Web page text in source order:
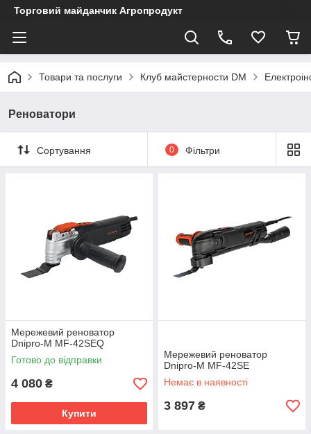
Торговий майданчик Агропродукт
Товари та послуги Клуб майстерности DM
Реноватори
Сортування 0 Фільтри
Мережевий реноватор
Dnipro-M MF-42SEQ
Готово до відправки
4 080 ₴
Купити
Мережевий реноватор
Dnipro-M MF-42SE
Немає в наявності
3 897 ₴